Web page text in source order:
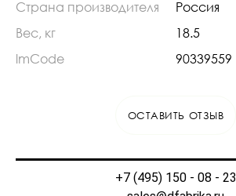
Страна производителя
Россия
Вес, кг
18.5
lmCode
90339559
ОСТАВИТЬ ОТЗЫВ
+7 (495) 150 - 08 - 23